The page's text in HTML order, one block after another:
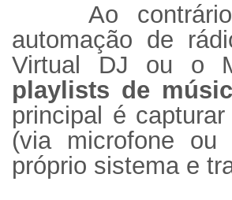
Ao
automação de
Virtual DJ ou o
playlists de
principal é
(via microfone
próprio sistema e